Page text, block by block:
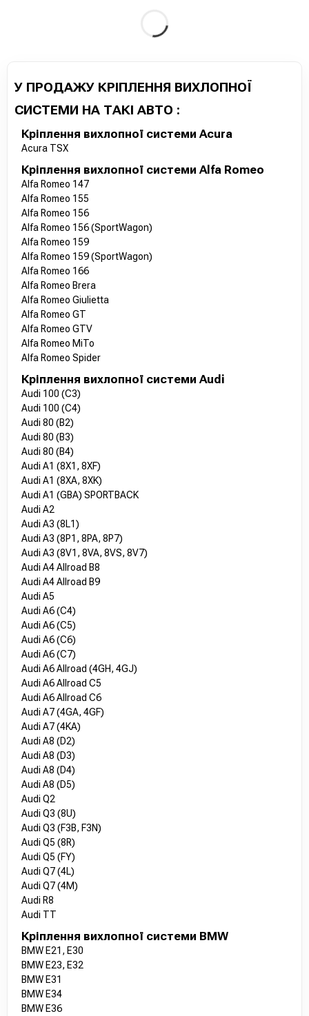
У ПРОДАЖУ КРІПЛЕННЯ ВИХЛОПНОЇ
СИСТЕМИ НА ТАКІ АВТО :
Кріплення вихлопної системи Acura
Acura TSX
Кріплення вихлопної системи Alfa Romeo
Alfa Romeo 147
Alfa Romeo 155
Alfa Romeo 156
Alfa Romeo 156 (SportWagon)
Alfa Romeo 159
Alfa Romeo 159 (SportWagon)
Alfa Romeo 166
Alfa Romeo Brera
Alfa Romeo Giulietta
Alfa Romeo GT
Alfa Romeo GTV
Alfa Romeo MiTo
Alfa Romeo Spider
Кріплення вихлопної системи Audi
Audi 100 (C3)
Audi 100 (C4)
Audi 80 (B2)
Audi 80 (B3)
Audi 80 (B4)
Audi A1 (8X1, 8XF)
Audi A1 (8XA, 8XK)
Audi A1 (GBA) SPORTBACK
Audi A2
Audi A3 (8L1)
Audi A3 (8P1, 8PA, 8P7)
Audi A3 (8V1, 8VA, 8VS, 8V7)
Audi A4 Allroad B8
Audi A4 Allroad B9
Audi A5
Audi A6 (C4)
Audi A6 (C5)
Audi A6 (C6)
Audi A6 (C7)
Audi A6 Allroad (4GH, 4GJ)
Audi A6 Allroad C5
Audi A6 Allroad C6
Audi A7 (4GA, 4GF)
Audi A7 (4KA)
Audi A8 (D2)
Audi A8 (D3)
Audi A8 (D4)
Audi A8 (D5)
Audi Q2
Audi Q3 (8U)
Audi Q3 (F3B, F3N)
Audi Q5 (8R)
Audi Q5 (FY)
Audi Q7 (4L)
Audi Q7 (4M)
Audi R8
Audi TT
Кріплення вихлопної системи BMW
BMW E21, E30
BMW E23, E32
BMW E31
BMW E34
BMW E36